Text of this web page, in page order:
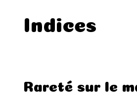
Indices
Rareté sur le